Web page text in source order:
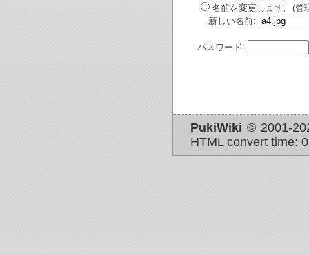
名前を変更します。(管
新しい名前:
パスワード:
PukiWiki © 2001-
HTML convert time: